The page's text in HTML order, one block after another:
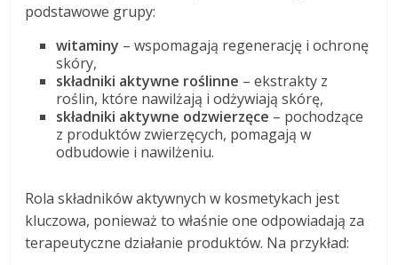
podstawowe grupy:
witaminy – wspomagają regenerację i ochronę
skóry,
składniki aktywne roślinne – ekstrakty z
roślin, które nawilżają i odżywiają skórę,
składniki aktywne odzwierzęce – pochodzące
z produktów zwierzęcych, pomagają w
odbudowie i nawilżeniu.
Rola składników aktywnych w kosmetykach jest
kluczowa, ponieważ to właśnie one odpowiadają za
terapeutyczne działanie produktów. Na przykład: